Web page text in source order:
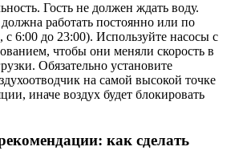
Гость не должен ждать воду.
работать постоянно или по
6:00 до 23:00). Используйте насосы с
чтобы они меняли скорость в
Обязательно установите
на самой высокой точке
иначе воздух будет блокировать
как сделать